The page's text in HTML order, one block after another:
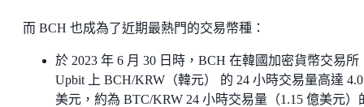
而 BCH 也成為了近期最熱門的交易幣種：
於 2023 年 6 月 30 日時，BCH 在韓國加密貨幣交易所
Upbit 上 BCH/KRW（韓元） 的 24 小時交易量高達
美元，約為 BTC/KRW 24 小時交易量（1.15 億美元）